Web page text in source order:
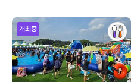
개최중